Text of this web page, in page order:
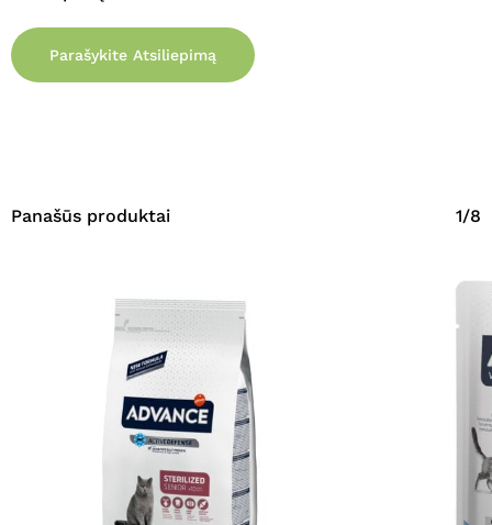
Parašykite Atsiliepimą
Panašūs produktai 1/8